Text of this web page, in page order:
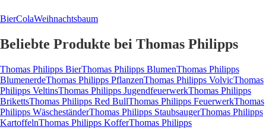
BierColaWeihnachtsbaum
Beliebte Produkte bei Thomas Philipps
Thomas Philipps BierThomas Philipps BlumenThomas Philipps
BlumenerdeThomas Philipps PflanzenThomas Philipps VolvicThomas
Philipps VeltinsThomas Philipps JugendfeuerwerkThomas Philipps
BrikettsThomas Philipps Red BullThomas Philipps FeuerwerkThomas
Philipps WäscheständerThomas Philipps StaubsaugerThomas Philipps
KartoffelnThomas Philipps KofferThomas Philipps